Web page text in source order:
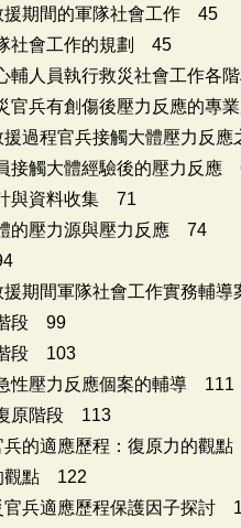
援期間的軍隊社會工作 45
會工作的規劃 45
人員執行救災社會工作各
兵有創傷後壓力反應的專
援過程官兵接觸大體壓力反
觸大體經驗後的壓力反應
與資料收集 71
壓力源與壓力反應 74
援期間軍隊社會工作實務輔
段 99
段 103
壓力反應個案的輔導 111
原階段 113
兵的適應歷程：復原力的觀
觀點 122
兵適應歷程保護因子探討